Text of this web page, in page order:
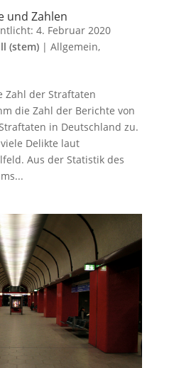
und Zahlen
4. Februar 2020
(stem)| Allgemein,
Zahl der Straftaten
die Zahl der Berichte von
in Deutschland zu.
Delikte laut
Aus der Statistik des